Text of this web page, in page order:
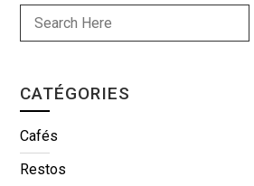
CATÉGORIES
Cafés
Restos